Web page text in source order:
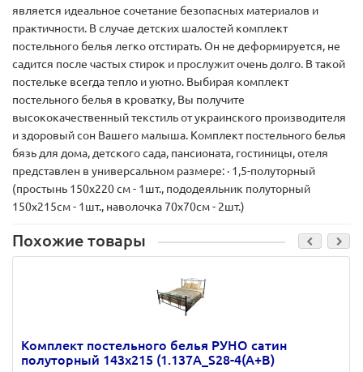
является идеальное сочетание безопасных материалов и
практичности. В случае детских шалостей комплект
постельного белья легко отстирать. Он не деформируется, не
садится после частых стирок и прослужит очень долго. В такой
постельке всегда тепло и уютно. Выбирая комплект
постельного белья в кроватку, Вы получите
высококачественный текстиль от украинского производителя
и здоровый сон Вашего малыша. Комплект постельного белья
бязь для дома, детского сада, пансионата, гостиницы, отеля
представлен в универсальном размере: · 1,5-полуторный
(простынь 150х220 см - 1шт., пододеяльник полуторный
150х215см - 1шт., наволочка 70х70см - 2шт.)
Похожие товары
Комплект постельного белья РУНО сатин
полуторный 143х215 (1.137А_S28-4(A+B)